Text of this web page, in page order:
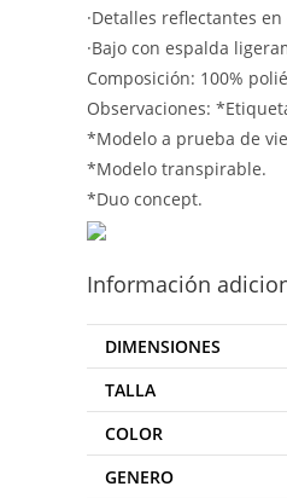
·Detalles reflectantes
·Bajo con espalda
Composición: 100%
Observaciones:
*Modelo a prueba de
*Modelo transpirable.
*Duo concept.
Información
DIMENSIONES
TALLA
COLOR
GENERO